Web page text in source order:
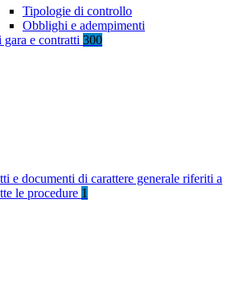
Tipologie di controllo
Obblighi e adempimenti
e contratti 300
e documenti di carattere generale riferiti a
le procedure 1